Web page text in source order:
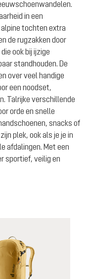
in een
tochten extra
de rugzakken door
ook bij ijzige
standhouden. De
over veel handige
een noodset,
Talrijke verschillende
orde en snelle
snacks of
plek, ook als je je in
afdalingen. Met een
sportief, veilig en